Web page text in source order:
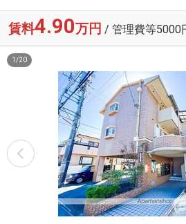
賃料4.90万円 / 管理費等5000
1 /20